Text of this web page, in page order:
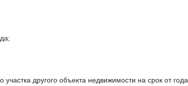
участка другого объекта недвижимости на срок от года.